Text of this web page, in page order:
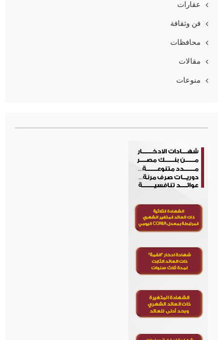
عقارات
فن وثقافة
محافظات
مقالات
منوعات